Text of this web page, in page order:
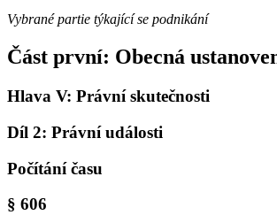
Vybrané partie týkající se podnikání
Část první: Obecná
Hlava V: Právní skutečnosti
Díl 2: Právní události
Počítání času
§ 606